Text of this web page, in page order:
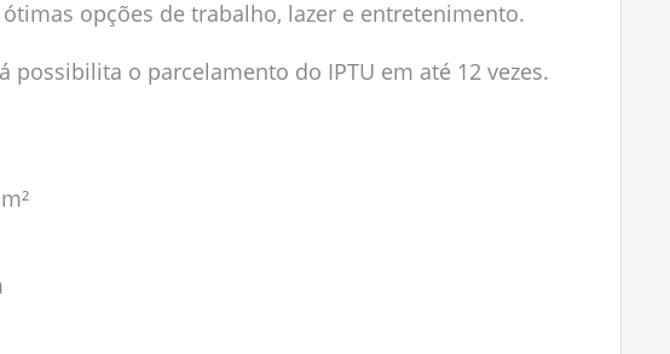
opções de trabalho, lazer e entretenimento.
possibilita o parcelamento do IPTU em até 12 vezes.